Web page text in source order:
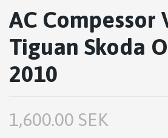
AC Compessor
Tiguan Skoda
2010
1,600.00 SEK